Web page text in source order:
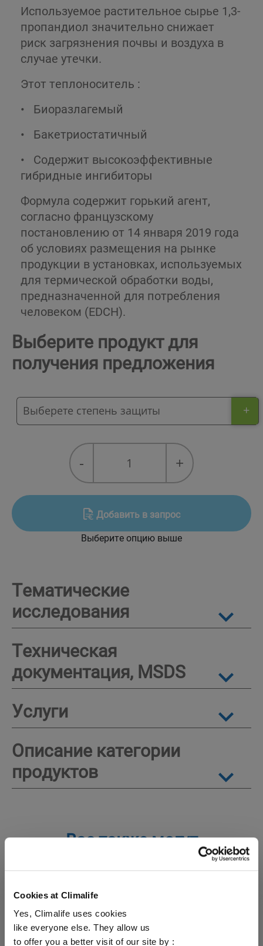
Cookies at Climalife
Yes, Climalife uses cookies
like everyone else. They allow us
to offer you a better visit of our site by :
Используемое растительное сырье 1,3-
пропандиол значительно снижает
риск загрязнения почвы и воздуха в
случае утечки.
Этот теплоноситель :
•
Биоразлагемый
•
Бакетриостатичный
•
Содержит высокоэффективные
гибридные ингибиторы
Формула содержит горький агент,
согласно французскому
постановлению от 14 января 2019 года
об условиях размещения на рынке
продукции в установках, используемых
для термической обработки воды,
предназначенной для потребления
человеком (EDCH).
Выберите продукт для
получения предложения
+
Greenway®
Pump
N
готовый
для
тепловых
насосов
quantity
- +
Добавить в запрос
Выберите опцию выше
Тематические
исследования
Техническая
документация, MSDS
Услуги
Описание категории
продуктов
Вас также могут
Анализы Теплоносители